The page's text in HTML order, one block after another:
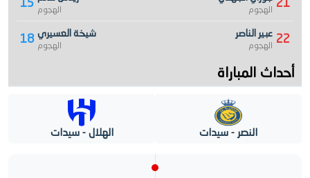
الهجوم
18 شيخة العسيري
الهجوم
الهجوم
22 عبير الناصر
الهجوم
أحداث المباراة
النصر - سيدات الهلال - سيدات